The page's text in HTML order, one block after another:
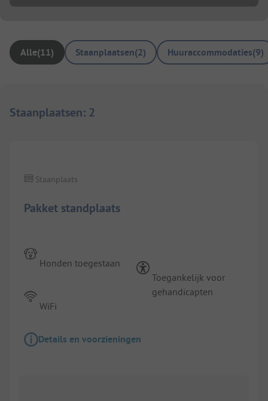
Alle(11) Staanplaatsen(2) Huuraccommodaties(9)
Staanplaatsen: 2
Pakket standplaats
Staanplaats
Honden toegestaan
WiFi
Toegankelijk voor
gehandicapten
Details en voorzieningen